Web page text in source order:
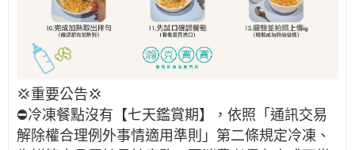
💢重要公告💢
⛔冷凍餐點沒有【七天鑑賞期】，依照「通訊交易
解除權合理例外事情適用準則」第二條規定冷凍、